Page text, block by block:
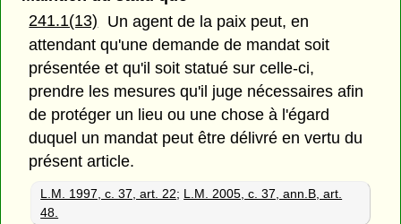
241.1(13)
Un agent de la paix peut, en
attendant qu'une demande de mandat soit
présentée et qu'il soit statué sur celle-ci,
prendre les mesures qu'il juge nécessaires afin
de protéger un lieu ou une chose à l'égard
duquel un mandat peut être délivré en vertu du
présent article.
L.M. 1997, c. 37, art. 22; L.M. 2005, c. 37, ann.B, art.
48.